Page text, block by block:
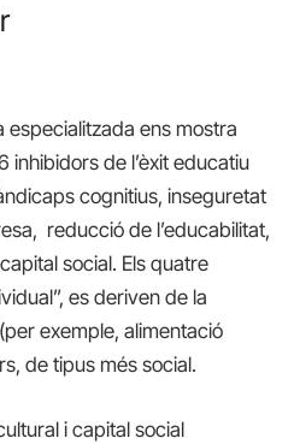
especialitzada ens mostra
inhibidors de l’èxit educatiu
cognitius, inseguretat
reducció de l’educabilitat,
social. Els quatre
es deriven de la
exemple, alimentació
de tipus més social.
i capital social